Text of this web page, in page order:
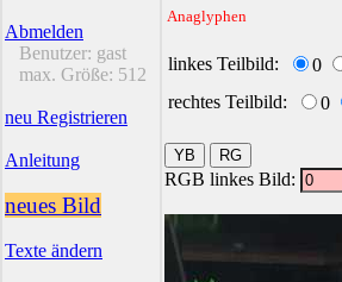
Abmelden
Benutzer: gast
max. Größe: 512
neu Registrieren
Anleitung
neues Bild
Texte ändern
Anaglyphen
linkes Teilbild: 0
rechtes Teilbild:
0
RGB linkes Bild: